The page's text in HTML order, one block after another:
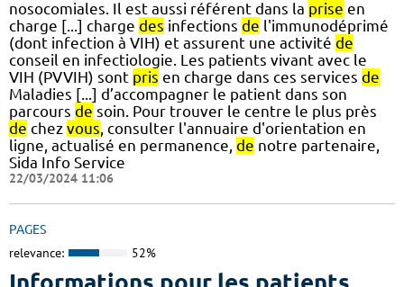
nosocomiales. Il est aussi référent dans la prise en
charge [...] charge des infections de l'immunodéprimé
(dont infection à VIH) et assurent une activité de
conseil en infectiologie. Les patients vivant avec le
VIH (PVVIH) sont pris en charge dans ces services de
Maladies [...] d’accompagner le patient dans son
parcours de soin. Pour trouver le centre le plus près
de chez vous , consulter l'annuaire d'orientation en
ligne, actualisé en permanence, de notre partenaire,
Sida Info Service
22/03/2024 11:06
PAGES
relevance: 52%